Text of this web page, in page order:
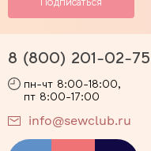
8 (800) 201-02-75
пн-чт 8:00-18:00,
пт 8:00-17:00
info@sewclub.ru